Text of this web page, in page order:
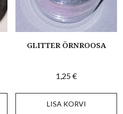
GLITTER ÕRNROOSA
1,25€
LISA KORVI